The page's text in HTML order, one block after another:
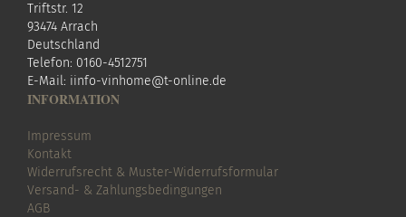
Triftstr. 12
93474 Arrach
Deutschland
Telefon: 0160-4512751
E-Mail: iinfo-vinhome@t-online.de
INFORMATION
Impressum
Kontakt
Widerrufsrecht & Muster-Widerrufsformular
Versand- & Zahlungsbedingungen
AGB